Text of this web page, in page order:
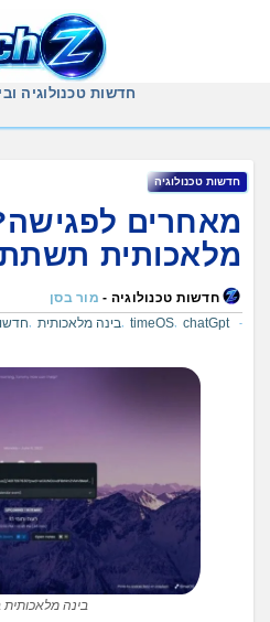
חדשות טכנולוגיה
חדשות טכנולוגיה
מאחרים
מלאכותית
חדשות טכנולוגיה - מור בסן
chatGpt
timeOS בינה מלאכותית
בינה